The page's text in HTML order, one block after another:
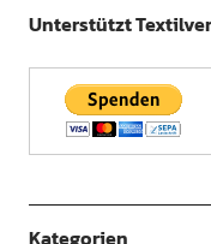
Unterstützt
Kategorien